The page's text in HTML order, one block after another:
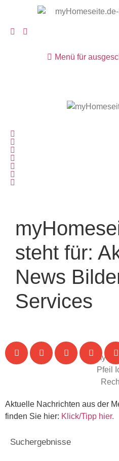
Menü für
steht für:
News
Services
Aktuelle Nachrichten aus der
finden Sie hier: Klick/Tipp hier.
Suchergebnisse